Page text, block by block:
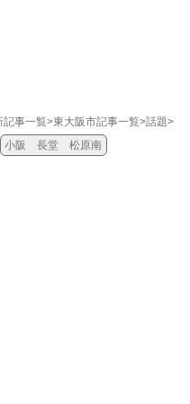
記事一覧>東大阪市記事一覧>話題>【
小阪 長堂 松原南